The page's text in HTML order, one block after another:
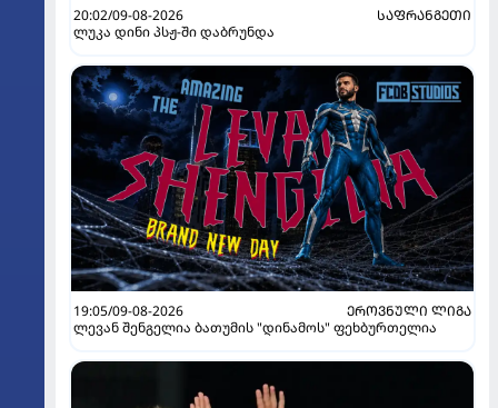
20:02/09-08-2026
ᲡᲐᲤᲠᲐᲜᲒᲔᲗᲘ
ლუკა დინი პსჟ-ში დაბრუნდა
19:05/09-08-2026
ᲔᲠᲝᲕᲜᲣᲚᲘ ᲚᲘᲒᲐ
ლევან შენგელია ბათუმის "დინამოს" ფეხბურთელია